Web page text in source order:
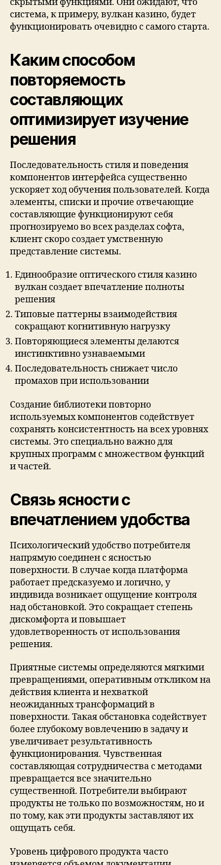
система, к примеру, вулкан казино, будет
функционировать очевидно с самого старта.
Каким способом
повторяемость
составляющих
оптимизирует изучение
решения
Последовательность стиля и поведения
компонентов интерфейса существенно
ускоряет ход обучения пользователей. Когда
элементы, списки и прочие отвечающие
составляющие функционируют себя
прогнозируемо во всех разделах софта,
клиент скоро создает умственную
представление системы.
Единообразие оптического стиля казино
вулкан создает впечатление полноты
решения
Типовые паттерны взаимодействия
сокращают когнитивную нагрузку
Повторяющиеся элементы делаются
инстинктивно узнаваемыми
Последовательность снижает число
промахов при использовании
Создание библиотеки повторно
используемых компонентов содействует
сохранять консистентность на всех уровнях
системы. Это специально важно для
крупных программ с множеством функций
и частей.
Связь ясности с
впечатлением удобства
Психологический удобство потребителя
напрямую соединен с ясностью
поверхности. В случае когда платформа
работает предсказуемо и логично, у
индивида возникает ощущение контроля
над обстановкой. Это сокращает степень
дискомфорта и повышает
удовлетворенность от использования
решения.
Приятные системы определяются мягкими
превращениями, оперативным откликом на
действия клиента и нехваткой
неожиданных трансформаций в
поверхности. Такая обстановка содействует
более глубокому вовлечению в задачу и
увеличивает результативность
функционирования. Чувственная
составляющая сотрудничества с методами
превращается все значительно
существенной. Потребители выбирают
продукты не только по возможностям, но и
по тому, как эти продукты заставляют их
ощущать себя.
Уровень цифрового продукта часто